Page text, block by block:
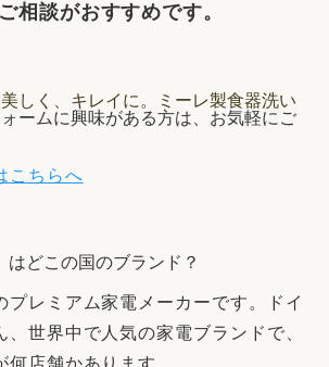
相談がおすすめです。
しく、キレイに。ミーレ製食器洗い
ームに興味がある方は、お気軽にご
こちらへ
はどこの国のブランド？
プレミアム家電メーカーです。ドイ
、世界中で人気の家電ブランドで、